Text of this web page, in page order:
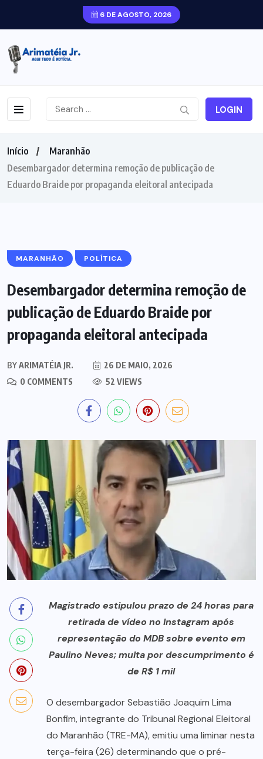
6 DE AGOSTO, 2026
LOGIN
Início
Maranhão
Desembargador determina remoção de publicação de
Eduardo Braide por propaganda eleitoral antecipada
MARANHÃO POLÍTICA
Desembargador determina remoção de
publicação de Eduardo Braide por
propaganda eleitoral antecipada
BYARIMATÉIA JR.
26 DE MAIO, 2026
0 COMMENTS
52 VIEWS
Magistrado estipulou prazo de 24 horas para
retirada de vídeo no Instagram após
representação do MDB sobre evento em
Paulino Neves; multa por descumprimento é
de R$ 1 mil
O desembargador Sebastião Joaquim Lima
Bonfim, integrante do Tribunal Regional Eleitoral
do Maranhão (TRE-MA), emitiu uma liminar nesta
terça-feira (26) determinando que o pré-